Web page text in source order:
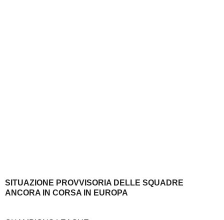
SITUAZIONE PROVVISORIA DELLE SQUADRE
ANCORA IN CORSA IN EUROPA